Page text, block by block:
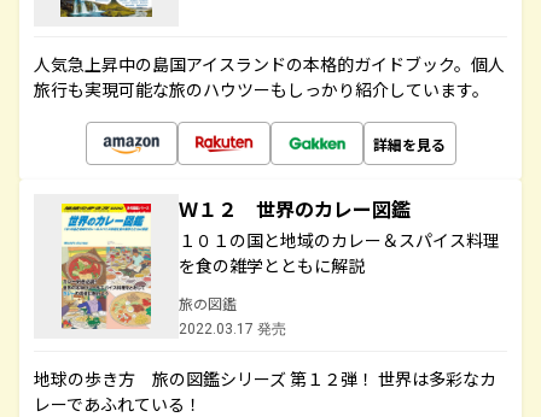
人気急上昇中の島国アイスランドの本格的ガイドブック。個人
旅行も実現可能な旅のハウツーもしっかり紹介しています。
詳細を見る
Ｗ１２ 世界のカレー図鑑
１０１の国と地域のカレー＆スパイス料理
を食の雑学とともに解説
旅の図鑑
2022.03.17 発売
地球の歩き方 旅の図鑑シリーズ 第１２弾！ 世界は多彩なカ
レーであふれている！